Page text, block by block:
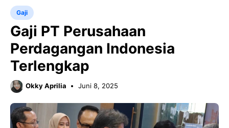
Gaji
Gaji PT Perusahaan
Perdagangan Indonesia
Terlengkap
Okky Aprilia Juni 8, 2025